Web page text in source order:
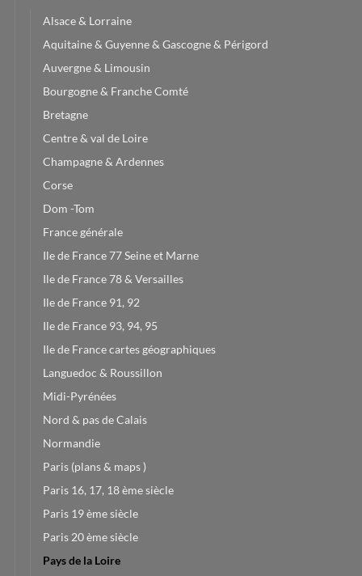
Alsace & Lorraine
Aquitaine & Guyenne & Gascogne & Périgord
Auvergne & Limousin
Bourgogne & Franche Comté
Bretagne
Centre & val de Loire
Champagne & Ardennes
Corse
Dom -Tom
France générale
Ile de France 77 Seine et Marne
Ile de France 78 & Versailles
Ile de France 91, 92
Ile de France 93, 94, 95
Ile de France cartes géographiques
Languedoc & Roussillon
Midi-Pyrénées
Nord & pas de Calais
Normandie
Paris (plans & maps )
Paris 16, 17, 18 ème siècle
Paris 19 ème siècle
Paris 20 ème siècle
Pays de la Loire